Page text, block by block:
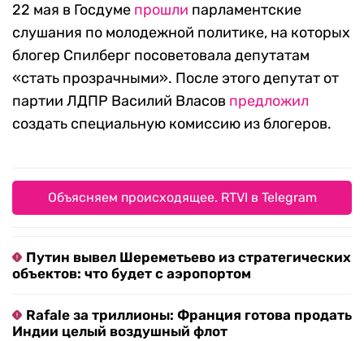
22 мая в Госдуме прошли парламентские
слушания по молодежной политике, на которых
блогер Спилберг посоветовала депутатам
«стать прозрачными». После этого депутат от
партии ЛДПР Василий Власов предложил
создать специальную комиссию из блогеров.
Объясняем происходящее. RTVI в Telegram
Путин вывел Шереметьево из стратегических
объектов: что будет с аэропортом
Rafale за триллионы: Франция готова продать
Индии целый воздушный флот